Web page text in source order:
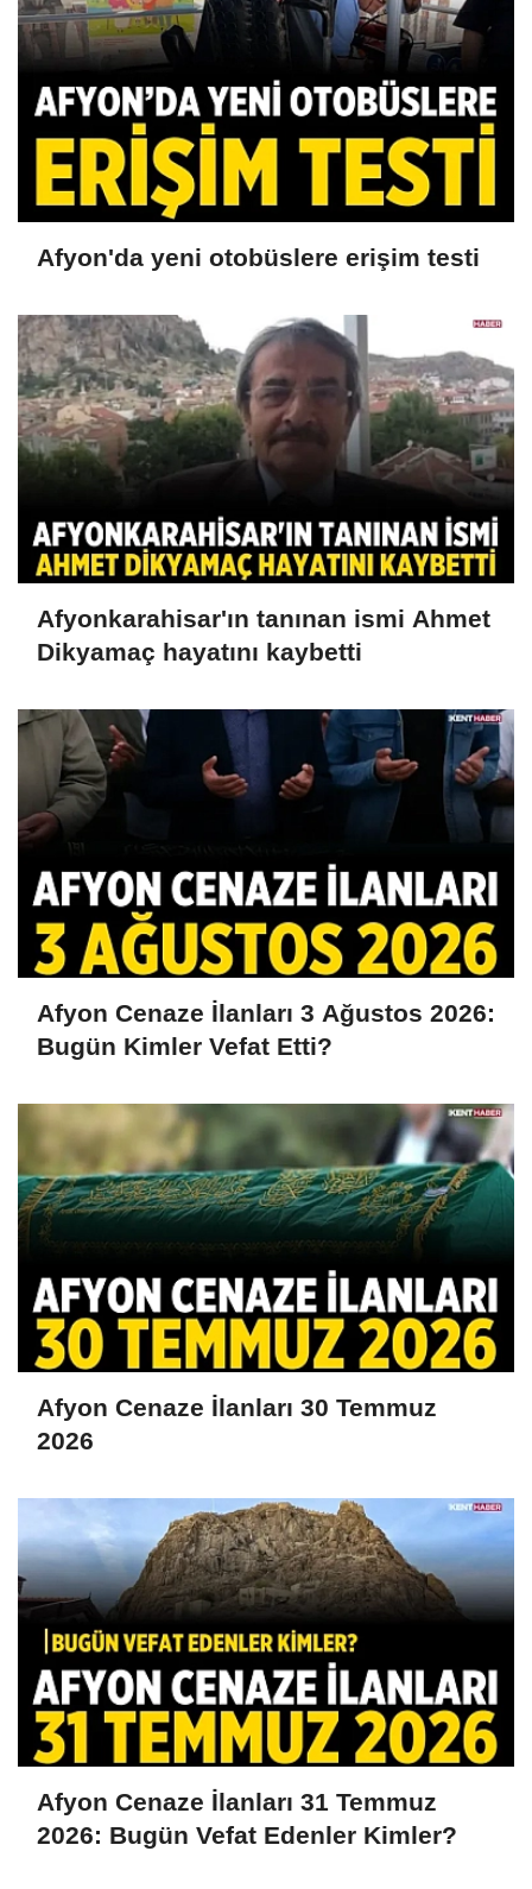
Afyon'da yeni otobüslere erişim testi
Afyonkarahisar'ın tanınan ismi Ahmet
Dikyamaç hayatını kaybetti
Afyon Cenaze İlanları 3 Ağustos 2026:
Bugün Kimler Vefat Etti?
Afyon Cenaze İlanları 30 Temmuz
2026
Afyon Cenaze İlanları 31 Temmuz
2026: Bugün Vefat Edenler Kimler?